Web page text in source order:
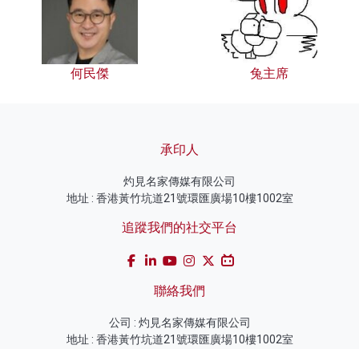
何民傑 兔主席
承印人
灼見名家傳媒有限公司
地址 : 香港黃竹坑道21號環匯廣場10樓1002室
追蹤我們的社交平台
聯絡我們
公司 : 灼見名家傳媒有限公司
地址 : 香港黃竹坑道21號環匯廣場10樓1002室